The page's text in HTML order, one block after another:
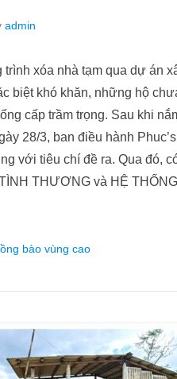
admin
xóa nhà tạm qua dự án
biệt khó khăn, những hộ
cấp trầm trọng. Sau khi
28/3, ban điều hành
với tiêu chí đề ra. Qua đó,
THƯƠNG và HỆ
bào vùng cao